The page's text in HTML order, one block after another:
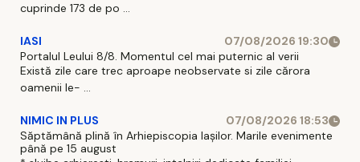
cuprinde 173 de po ...
IASI
07/08/2026 19:30
Portalul Leului 8/8. Momentul cel mai puternic al verii
Există zile care trec aproape neobservate si zile cărora
oamenii le- ...
NIMIC IN PLUS
07/08/2026 18:53
Săptămână plină în Arhiepiscopia Iașilor. Marile evenimente
până pe 15 august